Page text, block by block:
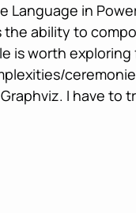
Language in
the ability to
is worth
I have to